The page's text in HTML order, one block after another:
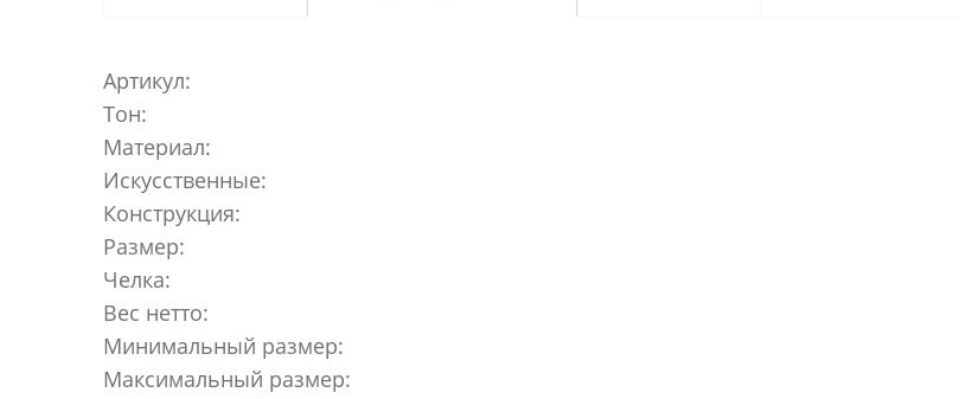
Артикул:
Тон:
Материал:
Искусственные:
Конструкция:
Размер:
Челка:
Вес нетто:
Минимальный размер:
Максимальный размер: